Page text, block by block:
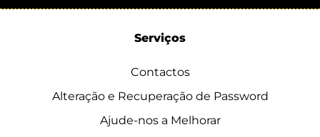
Serviços
Contactos
Alteração e Recuperação de Password
Ajude-nos a Melhorar